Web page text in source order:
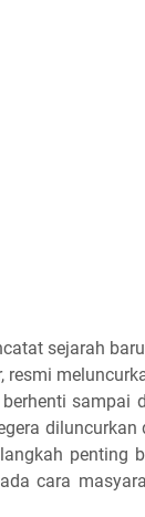
sejarah
sampai
diluncurkan
penting
cara